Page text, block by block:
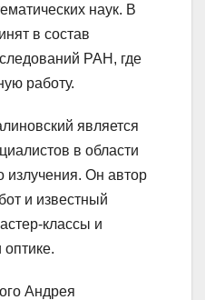
наук. В
в состав
РАН, где
работу.
является
в области
излучения. Он автор
и известный
классы и
Андрея